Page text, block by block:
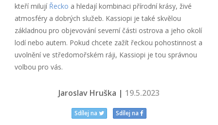
kteří milují Řecko a hledají kombinaci přírodní krásy, živé
atmosféry a dobrých služeb. Kassiopi je také skvělou
základnou pro objevování severní části ostrova a jeho okolí
lodí nebo autem. Pokud chcete zažít řeckou pohostinnost a
uvolnění ve středomořském ráji, Kassiopi je tou správnou
volbou pro vás.
Jaroslav Hruška | 19.5.2023
Sdílej na Sdílej na